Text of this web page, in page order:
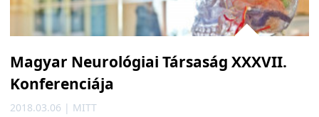
Magyar Neurológiai Társaság XXXVII.
Konferenciája
2018.03.06 | MITT